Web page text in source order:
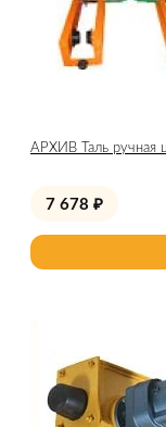
АРХИВ Таль ручная
7 678 ₽